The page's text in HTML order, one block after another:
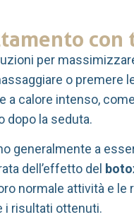
con
per
o premere
calore intenso,
dopo la seduta.
generalmente a
dell’effetto del
normale attività e
i risultati ottenuti.